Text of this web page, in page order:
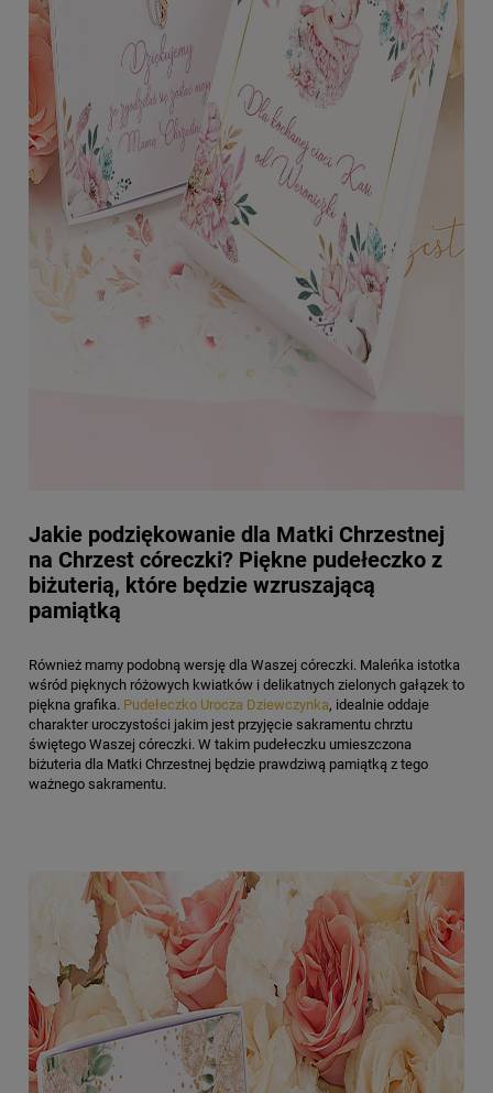
Jakie podziękowanie dla Matki Chrzestnej
na Chrzest córeczki? Piękne pudełeczko z
biżuterią, które będzie wzruszającą
pamiątką
Również mamy podobną wersję dla Waszej córeczki. Maleńka istotka
wśród pięknych różowych kwiatków i delikatnych zielonych gałązek to
piękna grafika. Pudełeczko Urocza Dziewczynka, idealnie oddaje
charakter uroczystości jakim jest przyjęcie sakramentu chrztu
świętego Waszej córeczki. W takim pudełeczku umieszczona
biżuteria dla Matki Chrzestnej będzie prawdziwą pamiątką z tego
ważnego sakramentu.